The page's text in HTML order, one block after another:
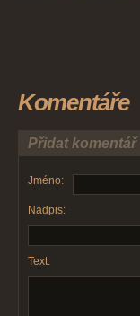
Komentáře
Přidat komentář
Jméno:
Nadpis:
Text: